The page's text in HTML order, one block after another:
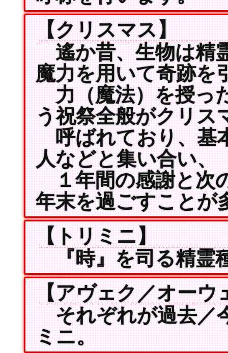
【クリスマス】
遙か昔、生物は精
魔力を用いて奇跡を
力（魔法）を授っ
う祝祭全般がクリス
呼ばれており、基
人などと集い合い、
１年間の感謝と次
年末を過ごすことが
【トリミニ】
『時』を司る精霊
【アヴェク／オー
それぞれが過去／
ミニ。